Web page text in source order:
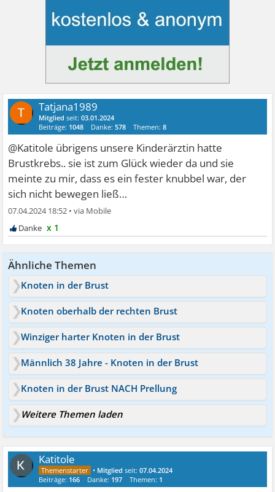
Tatjana1989
Mitglied seit:03.01.2024
Beiträge: 1048 Danke:578 Themen:8
@Katitole übrigens unsere Kinderärztin hatte
Brustkrebs.. sie ist zum Glück wieder da und sie
meinte zu mir, dass es ein fester knubbel war, der
sich nicht bewegen ließ…
07.04.2024 18:52 •
x 1
Ähnliche Themen
Knoten in der Brust
Knoten oberhalb der rechten Brust
Winziger harter Knoten in der Brust
Männlich 38 Jahre - Knoten in der Brust
Knoten in der Brust NACH Prellung
Weitere Themen laden
Katitole
• Mitglied seit:07.04.2024
Beiträge: 166 Danke: 197 Themen: 1